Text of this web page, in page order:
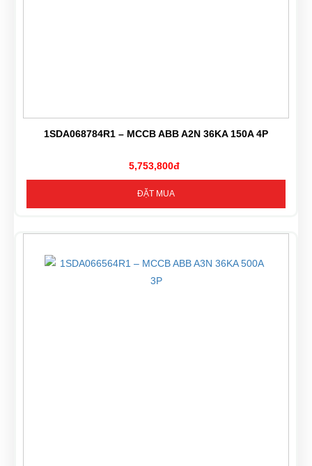
1SDA068784R1 – MCCB ABB A2N 36KA 150A 4P
5,753,800đ
ĐẶT MUA